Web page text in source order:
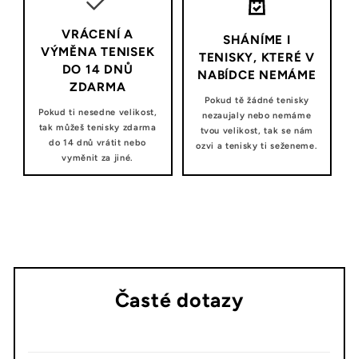
VRÁCENÍ A
VÝMĚNA TENISEK
DO 14 DNŮ
ZDARMA
Pokud ti nesedne velikost,
tak můžeš tenisky zdarma
do 14 dnů vrátit nebo
vyměnit za jiné.
SHÁNÍME I
TENISKY, KTERÉ V
NABÍDCE NEMÁME
Pokud tě žádné tenisky
nezaujaly nebo nemáme
tvou velikost, tak se nám
ozvi a tenisky ti seženeme.
Časté dotazy